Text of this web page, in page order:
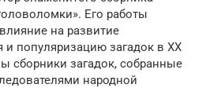
Его работы
на развитие
популяризацию загадок в XX
сборники загадок, собранные
народной